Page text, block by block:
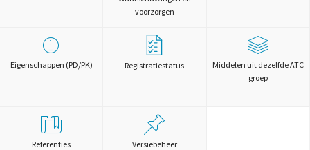
voorzorgen
Eigenschappen (PD/PK) Registratiestatus
Middelen uit dezelfde ATC
groep
Referenties Versiebeheer